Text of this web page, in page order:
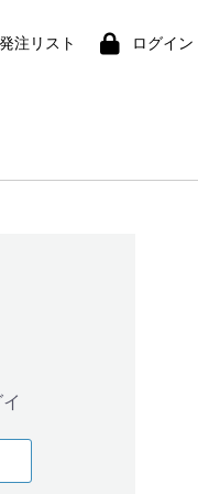
注リスト ログイン